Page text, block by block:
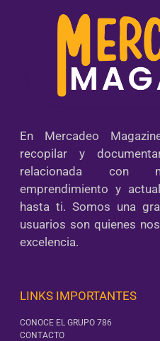
En Mercadeo
recopilar y
relacionada con
emprendimiento y
hasta ti. Somos una
usuarios son quienes
excelencia.
LINKS IMPORTANTES
CONOCE EL GRUPO 786
CONTACTO